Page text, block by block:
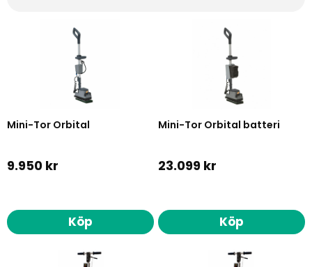
dra åt något håll av egen kraft. Just denna funktion gör
att den lämpar sig för många olika applikationer.
Mini-Tor Orbital
9.950 kr
Köp
Mini-Tor Orbital batteri
23.099 kr
Köp